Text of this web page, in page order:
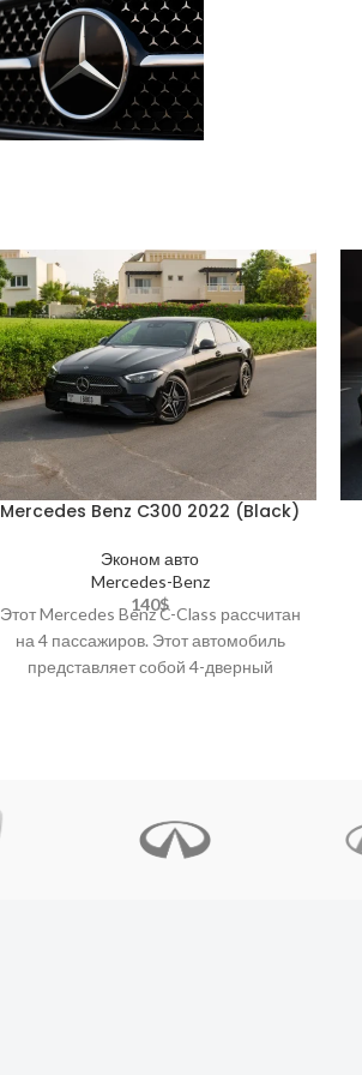
Mercedes Benz C300 2022 (Black)
Эконом авто
Mercedes-Benz
140$
Этот Mercedes Benz C-Class рассчитан
на 4 пассажиров. Этот автомобиль
представляет собой 4-дверный